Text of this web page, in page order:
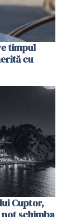
timpul
cu
Cuptor,